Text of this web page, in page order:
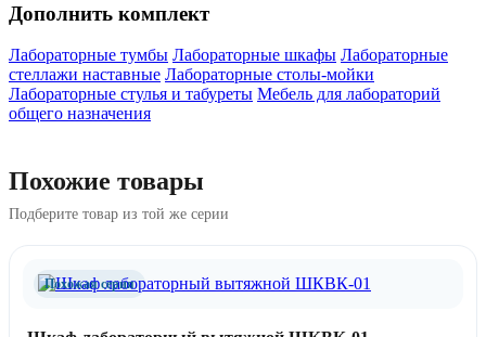
Дополнить комплект
Лабораторные тумбы Лабораторные шкафы Лабораторные
стеллажи наставные Лабораторные столы-мойки
Лабораторные стулья и табуреты Мебель для лабораторий
общего назначения
Похожие товары
Подберите товар из той же серии
Похожая серия